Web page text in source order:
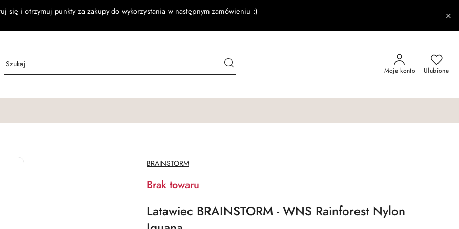
się i otrzymuj punkty za zakupy do wykorzystania w następnym zamówieniu :)
Moje konto Ulubione
NAZWA
PRODUCENTA:
BRAINSTORM
Brak towaru
Latawiec BRAINSTORM - WNS Rainforest Nylon